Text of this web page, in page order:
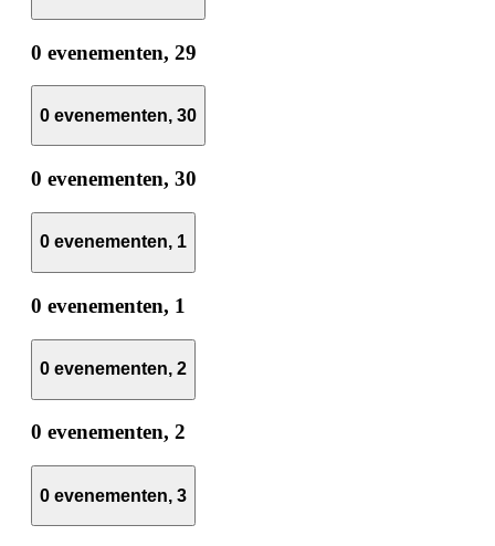
0 evenementen, 29
0 evenementen, 30
0 evenementen, 30
0 evenementen, 1
0 evenementen, 1
0 evenementen, 2
0 evenementen, 2
0 evenementen, 3